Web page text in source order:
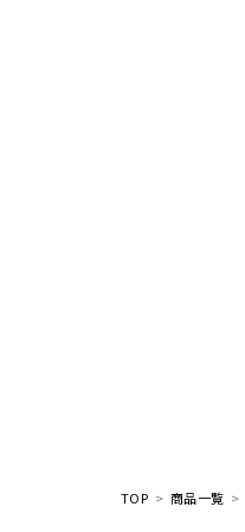
TOP 商品一覧